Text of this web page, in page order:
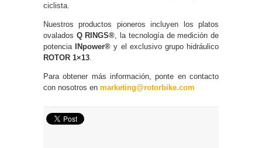
ciclista.
Nuestros productos pioneros incluyen los platos
ovalados Q RINGS® , la tecnología de medición de
potencia
INpower® y el exclusivo grupo hidráulico
ROTOR 1×13
Para obtener más información, ponte en contacto
con nosotros en marketing@rotorbike.com